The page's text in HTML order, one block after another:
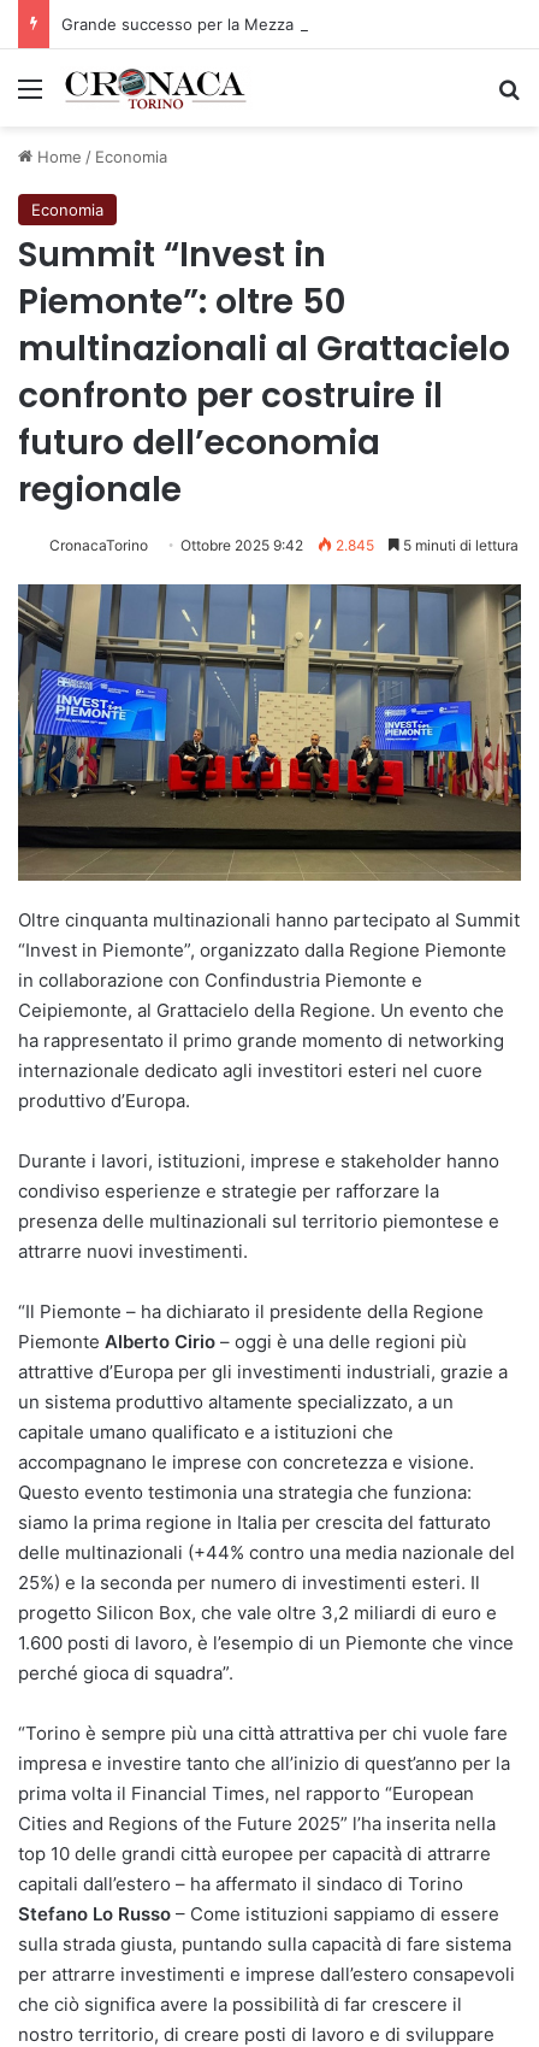
Menu
Home / Economia
Economia
Summit “Invest in
Piemonte”: oltre 50
multinazionali al Grattacielo
confronto per costruire il
futuro dell’economia
regionale
CronacaTorino Ottobre 2025 9:42 2.845 5 minuti di lettura
Oltre cinquanta multinazionali hanno partecipato al Summit
“Invest in Piemonte”, organizzato dalla Regione Piemonte
in collaborazione con Confindustria Piemonte e
Ceipiemonte, al Grattacielo della Regione. Un evento che
ha rappresentato il primo grande momento di networking
internazionale dedicato agli investitori esteri nel cuore
produttivo d’Europa.
Durante i lavori, istituzioni, imprese e stakeholder hanno
condiviso esperienze e strategie per rafforzare la
presenza delle multinazionali sul territorio piemontese e
attrarre nuovi investimenti.
“Il Piemonte – ha dichiarato il presidente della Regione
Piemonte Alberto Cirio – oggi è una delle regioni più
attrattive d’Europa per gli investimenti industriali, grazie a
un sistema produttivo altamente specializzato, a un
capitale umano qualificato e a istituzioni che
accompagnano le imprese con concretezza e visione.
Questo evento testimonia una strategia che funziona:
siamo la prima regione in Italia per crescita del fatturato
delle multinazionali (+44% contro una media nazionale del
25%) e la seconda per numero di investimenti esteri. Il
progetto Silicon Box, che vale oltre 3,2 miliardi di euro e
1.600 posti di lavoro, è l’esempio di un Piemonte che vince
perché gioca di squadra”.
“Torino è sempre più una città attrattiva per chi vuole fare
impresa e investire tanto che all’inizio di quest’anno per la
prima volta il Financial Times, nel rapporto “European
Cities and Regions of the Future 2025” l’ha inserita nella
top 10 delle grandi città europee per capacità di attrarre
capitali dall’estero – ha affermato il sindaco di Torino
Stefano Lo Russo – Come istituzioni sappiamo di essere
sulla strada giusta, puntando sulla capacità di fare sistema
per attrarre investimenti e imprese dall’estero consapevoli
che ciò significa avere la possibilità di far crescere il
nostro territorio, di creare posti di lavoro e di sviluppare